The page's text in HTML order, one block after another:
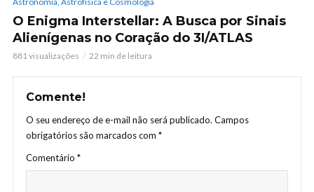
O Enigma Interstellar: A Busca por Sinais
Alienígenas no Coração do 3I/ATLAS
881 visualizações 22 min de leitura
Comente!
O seu endereço de e-mail não será publicado. Campos
obrigatórios são marcados com *
Comentário *